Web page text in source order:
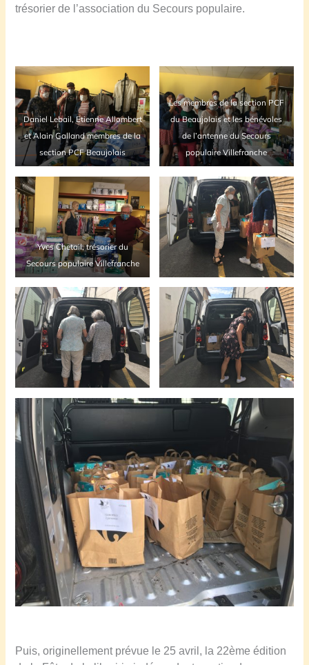
trésorier de l’association du Secours populaire.
Daniel Lebail, Etienne Allombert
et Alain Galland membres de la
section PCF Beaujolais
Les membres de la section PCF
du Beaujolais et les bénévoles
de l’antenne du Secours
populaire Villefranche
Yves Chetail, trésorier du
Secours populaire Villefranche
Puis, originellement prévue le 25 avril, la 22ème édition